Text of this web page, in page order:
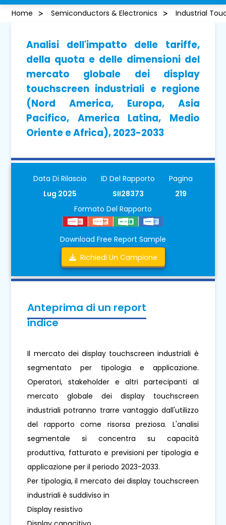
Home Semiconductors & Electronics Industrial
Analisi dell'impatto delle tariffe,
della quota e delle dimensioni del
mercato globale dei display
touchscreen industriali e regione
(Nord America, Europa, Asia
Pacifico, America Latina, Medio
Oriente e Africa), 2023-2033
Data Di Rilascio
Lug 2025
ID Del Rapporto
SII28373
Pagina
219
Formato Del Rapporto
Download Free Report Sample
Richiedi Un Campione
Anteprima di un report
indice
Il mercato dei display touchscreen industriali è
segmentato per tipologia e applicazione.
Operatori, stakeholder e altri partecipanti al
mercato globale dei display touchscreen
industriali potranno trarre vantaggio dall'utilizzo
del rapporto come risorsa preziosa. L'analisi
segmentale si concentra su capacità
produttiva, fatturato e previsioni per tipologia e
applicazione per il periodo 2023-2033.
Per tipologia, il mercato dei display touchscreen
industriali è suddiviso in
Display resistivo